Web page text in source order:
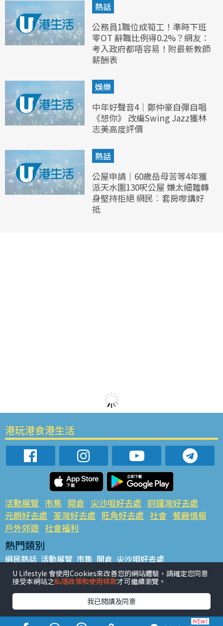
熱話
公務員1職位成筍工！準時下班
零OT 辭職比例得0.2%？網友：
考入政府都唔容易！附最新教師
薪酬表
娛樂
中年好聲音4｜鄭仲豪自彈自唱
《想你》 改編Swing Jazz獲林
志美高度評價
熱話
公屋申請｜60歲岳母苦等4年獲
派天水圍130呎公屋 嫌太細難轉
身堅持拒絕 網民︰套房嚟講好
抵
港玩港食港生活
活動展覽 市集 開倉 尖沙咀好去處 銅鑼灣好去處
元朗好去處 荃灣好去處 旺角好去處 社會 餐廳情報
戶外郊遊 社會福利
熱門類別
網民熱話 活動展覽 市集 開倉 尖沙咀好去處
銅鑼灣好去處 元朗好去處 荃灣好去處 旺角好去處 社會
餐廳情報 戶外郊遊
熱門標籤
#UGO搵好去處 #人氣活動推介 #美食社群熱話
U Lifestyle 會使用Cookies來改善您的網站體驗，請確定您同意
接受本網站之私隱政策和使用條款才可繼續瀏覽。
我已閱讀及同意